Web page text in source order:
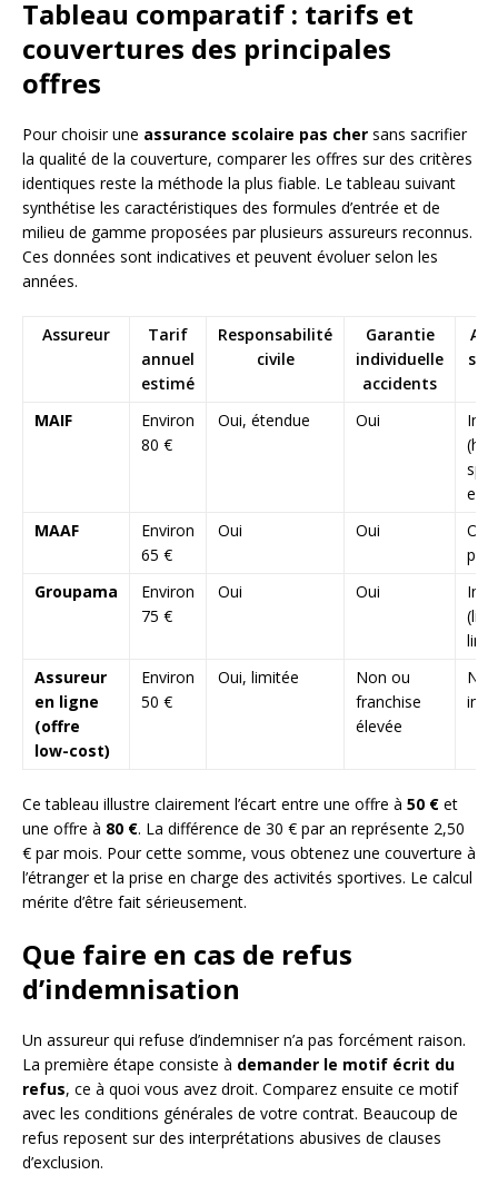
Tableau comparatif : tarifs et
couvertures des principales
offres
Pour choisir une assurance scolaire pas cher sans sacrifier
la qualité de la couverture, comparer les offres sur des critères
identiques reste la méthode la plus fiable. Le tableau suivant
synthétise les caractéristiques des formules d’entrée et de
milieu de gamme proposées par plusieurs assureurs reconnus.
Ces données sont indicatives et peuvent évoluer selon les
années.
Assureur
Tarif
annuel
estimé
Responsabilité
civile
Garantie
individuelle
accidents
MAIF
Environ
80 €
Oui, étendue Oui
MAAF
Environ
65 €
Oui Oui
Groupama
Environ
75 €
Oui Oui
Assureur
en ligne
(offre
low-cost)
Environ
50 €
Oui, limitée
Non ou
franchise
élevée
Non
Ce tableau illustre clairement l’écart entre une offre à 50 € et
une offre à 80 €. La différence de 30 € par an représente 2,50
€ par mois. Pour cette somme, vous obtenez une couverture à
l’étranger et la prise en charge des activités sportives. Le calcul
mérite d’être fait sérieusement.
Que faire en cas de refus
d’indemnisation
Un assureur qui refuse d’indemniser n’a pas forcément raison.
La première étape consiste à demander le motif écrit du
refus, ce à quoi vous avez droit. Comparez ensuite ce motif
avec les conditions générales de votre contrat. Beaucoup de
refus reposent sur des interprétations abusives de clauses
d’exclusion.